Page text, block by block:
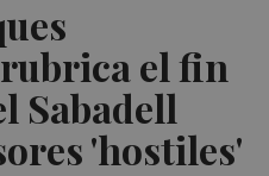
el fin
Sabadell
'hostiles'